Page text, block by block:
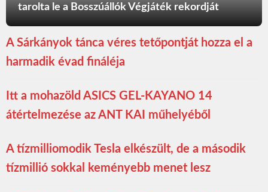
tarolta le a Bosszúállók Végjáték rekordját
A Sárkányok tánca véres tetőpontját hozza el a
harmadik évad fináléja
Itt a mohazöld ASICS GEL-KAYANO 14
átértelmezése az ANT KAI műhelyéből
A tízmilliomodik Tesla elkészült, de a második
tízmillió sokkal keményebb menet lesz